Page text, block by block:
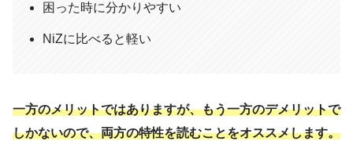
困った時に分かりやすい
NiZに比べると軽い
一方のメリットではありますが、もう一方のデメリットで
しかないので、両方の特性を読むことをオススメします。